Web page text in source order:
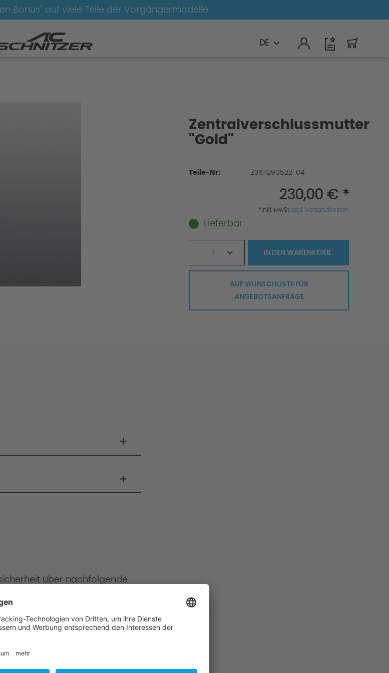
Bonus" auf viele Teile der Vorgängermodelle
DE
Evo-geschmiedet-anthrazit-silber
über nachfolgende
Zentralverschlussmutter
"Gold"
Teile-Nr: Z3611290522-04
230,00 € *
*inkl. MwSt.zzgl. Versandkosten
Lieferbar
1 IN DENWARENKORB
AUF WUNSCHLISTE FÜR
ANGEBOTSANFRAGE